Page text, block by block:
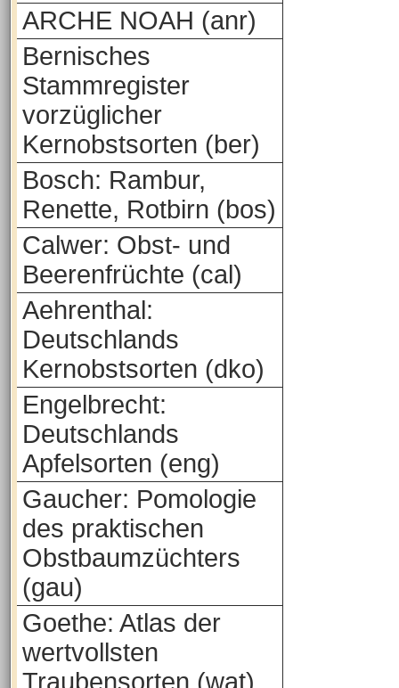
ARCHE NOAH (anr)
Bernisches
Stammregister
vorzüglicher
Kernobstsorten (ber)
Bosch: Rambur,
Renette, Rotbirn (bos)
Calwer: Obst- und
Beerenfrüchte (cal)
Aehrenthal:
Deutschlands
Kernobstsorten (dko)
Engelbrecht:
Deutschlands
Apfelsorten (eng)
Gaucher: Pomologie
des praktischen
Obstbaumzüchters
(gau)
Goethe: Atlas der
wertvollsten
Traubensorten (wat)